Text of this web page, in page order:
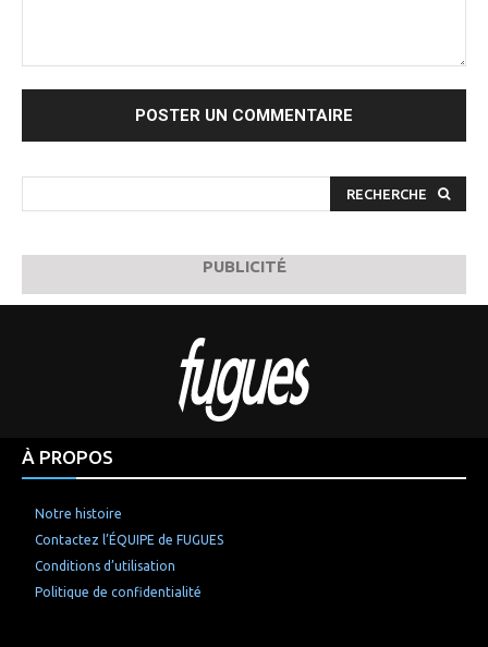
RECHERCHE
PUBLICITÉ
À PROPOS
Notre histoire
Contactez l’ÉQUIPE de FUGUES
Conditions d’utilisation
Politique de confidentialité